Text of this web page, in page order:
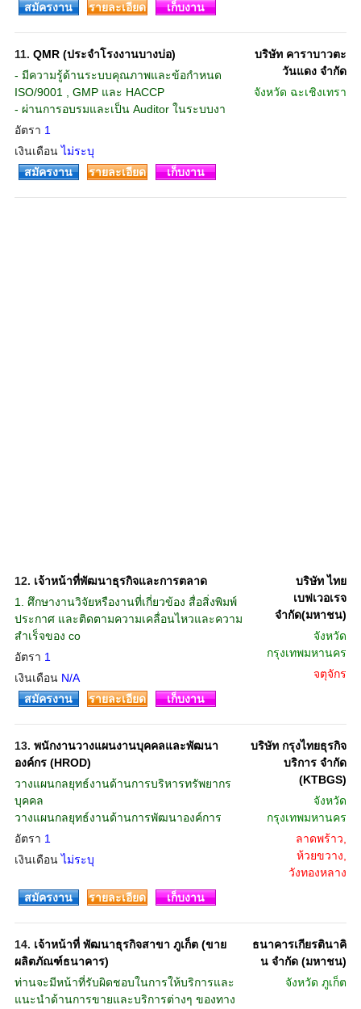
สมัครงาน
รายละเอียด เก็บงาน
11. QMR (ประจำโรงงานบางบ่อ)
- มีความรู้ด้านระบบคุณภาพและข้อกำหนด
ISO/9001 , GMP และ HACCP
- ผ่านการอบรมและเป็น Auditor ในระบบงา
อัตรา 1
เงินเดือนไม่ระบุ
บริษัท คาราบาวตะ
วันแดง จำกัด
จังหวัด ฉะเชิงเทรา
สมัครงาน รายละเอียด เก็บงาน
12. เจ้าหน้าที่พัฒนาธุรกิจและการตลาด
1. ศึกษางานวิจัยหรืองานที่เกี่ยวข้อง สื่อสิ่งพิมพ์
ประกาศ และติดตามความเคลื่อนไหวและความ
สำเร็จของ co
อัตรา 1
เงินเดือน N/A
บริษัท ไทย
เบฟเวอเรจ
จำกัด(มหาชน)
จังหวัด
กรุงเทพมหานคร
จตุจักร
สมัครงาน
รายละเอียด เก็บงาน
13. พนักงานวางแผนงานบุคคลและพัฒนา
องค์กร (HROD)
วางแผนกลยุทธ์งานด้านการบริหารทรัพยากร
บุคคล
วางแผนกลยุทธ์งานด้านการพัฒนาองค์การ
อัตรา 1
เงินเดือนไม่ระบุ
บริษัท กรุงไทยธุรกิจ
บริการ จำกัด
(KTBGS)
จังหวัด
กรุงเทพมหานคร
ลาดพร้าว,
ห้วยขวาง,
วังทองหลาง
สมัครงาน
รายละเอียด เก็บงาน
14. เจ้าหน้าที่ พัฒนาธุรกิจสาขา ภูเก็ต (ขาย
ผลิตภัณฑ์ธนาคาร)
ท่านจะมีหน้าที่รับผิดชอบในการให้บริการและ
แนะนำด้านการขายและบริการต่างๆ ของทาง
ธนาคารเกียรตินาคิ
น จำกัด (มหาชน)
จังหวัด ภูเก็ต